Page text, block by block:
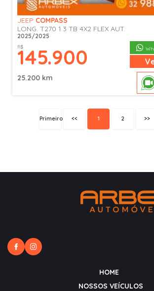
JEEP COMPASS
LONG. T270 1.3 TB 4X2 FLEX AUT.
2025/2025
R$
145.900
25.200 km
Primeiro << 1 2 >>
HOME
NOSSOS VEÍCULOS